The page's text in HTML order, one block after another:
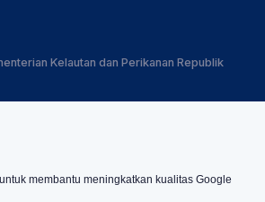
Kelautan dan Perikanan Republik
membantu meningkatkan kualitas Google